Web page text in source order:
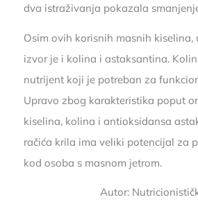
dva istraživanja pokazala
Osim ovih korisnih masnih kiselina,
izvor je i kolina i astaksantina.
nutrijent koji je potreban za
Upravo zbog karakteristika poput
kiselina, kolina i antioksidansa
račića krila ima veliki potencijal za
kod osoba s masnom jetrom.
Autor: